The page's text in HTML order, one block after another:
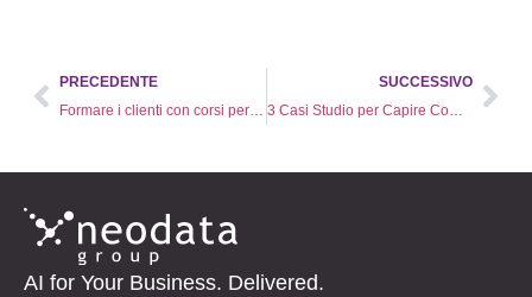
PRECEDENTE
SUCCESSIVO
3 Casi Studio per Capire Come L’AI sta rivoluzionando il Knowledge Management
AI for Your Business. Delivered.